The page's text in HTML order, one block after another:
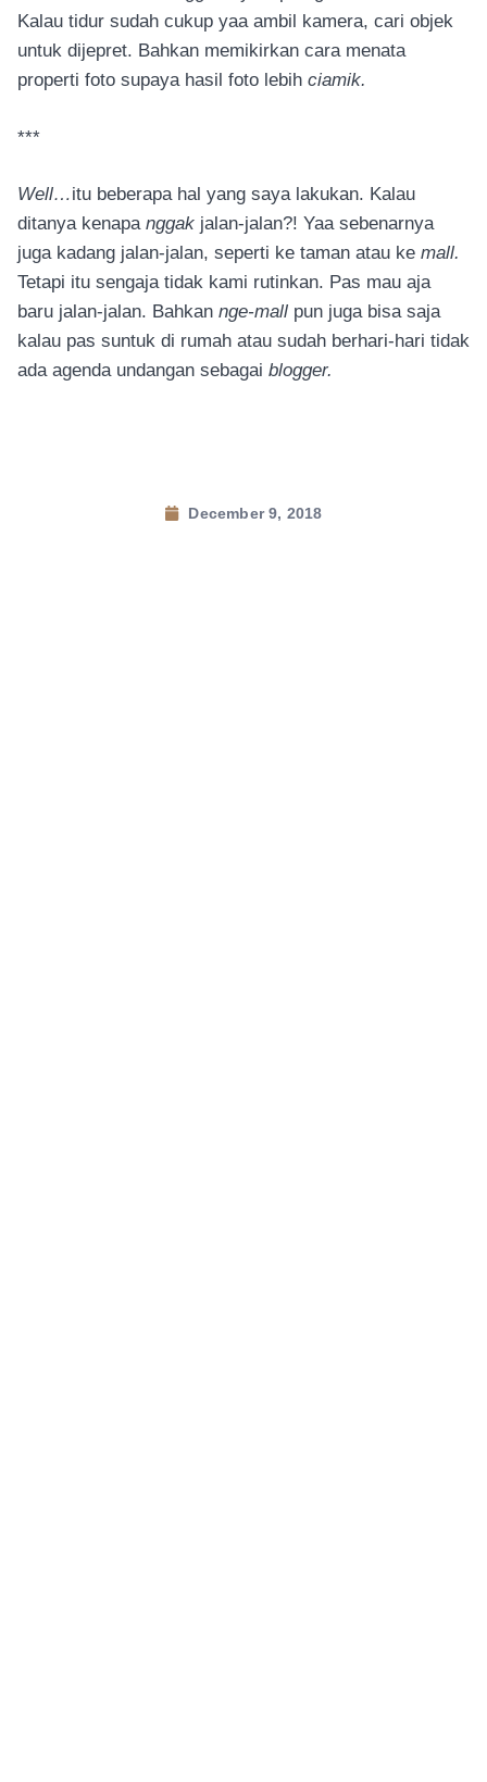
Kalau tidur sudah cukup yaa ambil kamera, cari objek
untuk dijepret. Bahkan memikirkan cara menata
properti foto supaya hasil foto lebih ciamik.
***
Well…itu beberapa hal yang saya lakukan. Kalau
ditanya kenapa nggak jalan-jalan?! Yaa sebenarnya
juga kadang jalan-jalan, seperti ke taman atau ke mall.
Tetapi itu sengaja tidak kami rutinkan. Pas mau aja
baru jalan-jalan. Bahkan nge-mall pun juga bisa saja
kalau pas suntuk di rumah atau sudah berhari-hari tidak
ada agenda undangan sebagai blogger.
December 9, 2018